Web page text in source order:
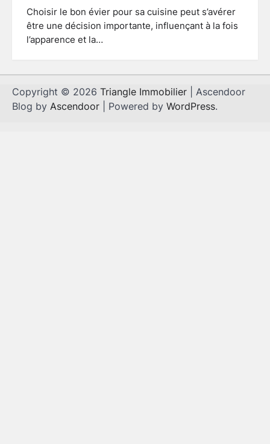
Choisir le bon évier pour sa cuisine peut s’avérer
être une décision importante, influençant à la fois
l’apparence et la…
Copyright © 2026 Triangle Immobilier | Ascendoor
Blog by Ascendoor | Powered by WordPress.